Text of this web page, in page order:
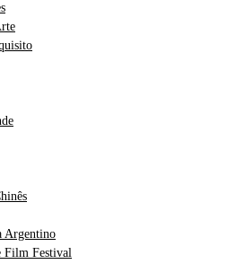
Argentino
Film Festival